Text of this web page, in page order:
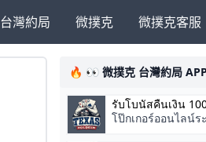
台灣約局 微撲克 微撲克客服
🔥 👀 微撲克 台灣約局
รับโบนัสคืนเงิน
แรก
โป๊กเกอร์ออนไลน์